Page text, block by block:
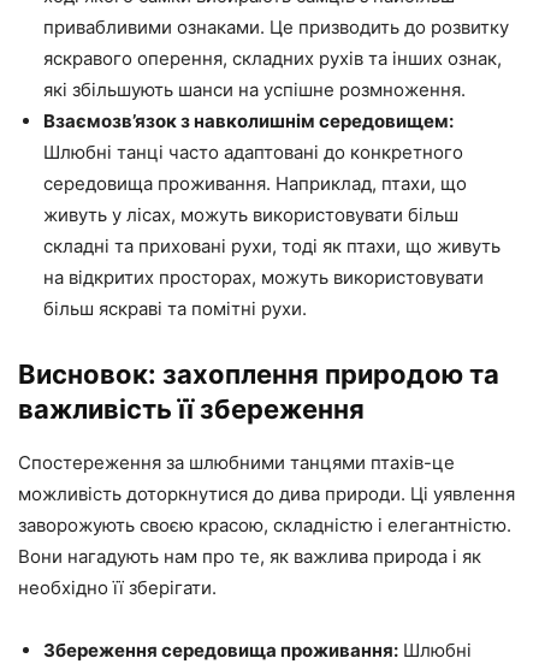
привабливими ознаками. Це призводить до розвитку
яскравого оперення, складних рухів та інших ознак,
які збільшують шанси на успішне розмноження.
Взаємозв’язок з навколишнім середовищем:
Шлюбні танці часто адаптовані до конкретного
середовища проживання. Наприклад, птахи, що
живуть у лісах, можуть використовувати більш
складні та приховані рухи, тоді як птахи, що живуть
на відкритих просторах, можуть використовувати
більш яскраві та помітні рухи.
Висновок: захоплення природою та
важливість її збереження
Спостереження за шлюбними танцями птахів-це
можливість доторкнутися до дива природи. Ці уявлення
заворожують своєю красою, складністю і елегантністю.
Вони нагадують нам про те, як важлива природа і як
необхідно її зберігати.
Збереження середовища проживання: Шлюбні